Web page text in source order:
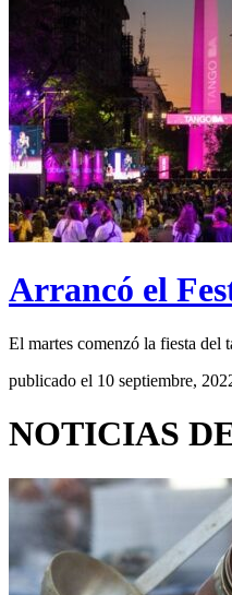
Arrancó el
El martes comenzó la fiesta
publicado el 10 septiembre,
NOTICIAS